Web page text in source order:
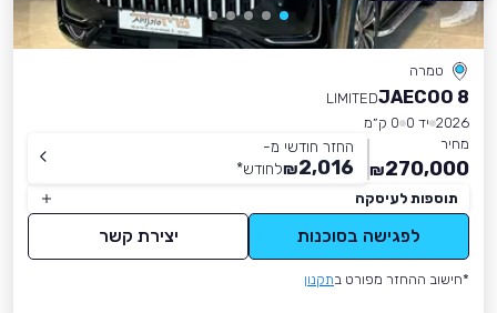
טמרה
JAECOO 8
LIMITED
2026 יד 0
0 ק״מ
מחיר
270,000
₪
החזר חודשי מ-
2,016
₪לחודש*
תוספות לעיסקה
לפגישה בסוכנות יצירת קשר
*חישוב ההחזר מפורט בתקנון